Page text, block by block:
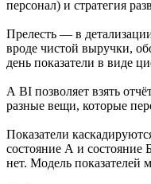
персонал) и стратегия
Прелесть — в
вроде чистой выручки,
день показатели в виде
А BI позволяет взять
разные вещи, которые
Показатели
состояние А и состояние
нет. Модель показателей